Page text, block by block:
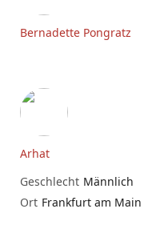
Bernadette Pongratz
Arhat
Geschlecht Männlich
Ort Frankfurt am Main